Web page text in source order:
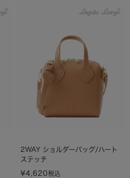
2WAY ショルダーバッグ/ハート
ステッチ
¥4,620税込